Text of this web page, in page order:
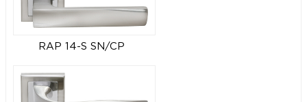
RAP 14-S SN/CP